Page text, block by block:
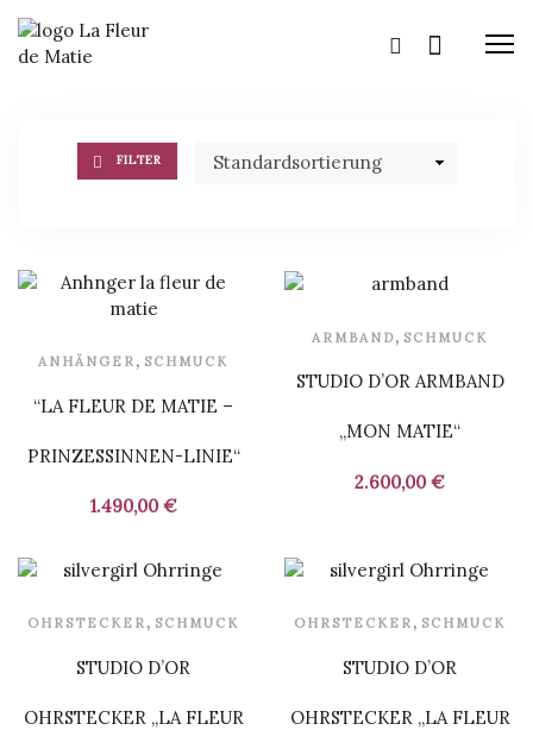
FILTER
ANHÄNGER , SCHMUCK
“LA FLEUR DE MATIE –
PRINZESSINNEN-LINIE“
1.490,00 €
ARMBAND, SCHMUCK
STUDIO D’OR ARMBAND
„MON MATIE“
2.600,00 €
OHRSTECKER , SCHMUCK
STUDIO D’OR
OHRSTECKER „LA FLEUR
OHRSTECKER , SCHMUCK
STUDIO D’OR
OHRSTECKER „LA FLEUR